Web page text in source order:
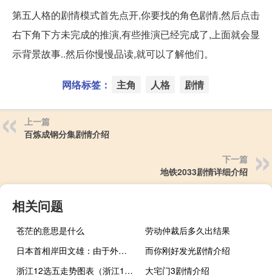
第五人格的剧情模式首先点开,你要找的角色剧情,然后点击
右下角下方未完成的推演,有些推演已经完成了,上面就会显
示背景故事..然后你慢慢品读,就可以了解他们。
网络标签： 主角 人格 剧情
上一篇
百炼成钢分集剧情介绍
下一篇
地铁2033剧情详细介绍
相关问题
苍茫的意思是什么
劳动仲裁后多久出结果
日本首相岸田文雄：由于外汇汇率波动和石油产量减少汽油零售价格接近最高水平
而你刚好发光剧情介绍
浙江12选五走势图表（浙江12选五走势图）
大宅门3剧情介绍